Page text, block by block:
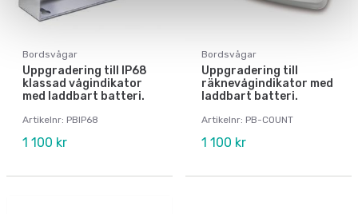
Bordsvågar
Uppgradering till IP68
klassad vågindikator
med laddbart batteri.
Artikelnr: PBIP68
1 100 kr
Bordsvågar
Uppgradering till
räknevågindikator med
laddbart batteri.
Artikelnr: PB-COUNT
1 100 kr